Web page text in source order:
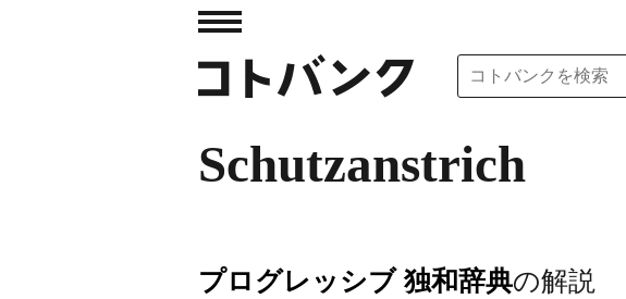
Schutzanstrich
プログレッシブ 独和辞典の解説